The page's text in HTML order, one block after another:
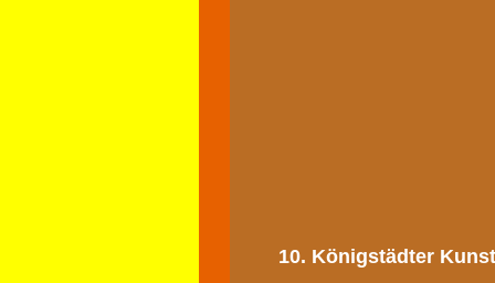
10. Königstädter